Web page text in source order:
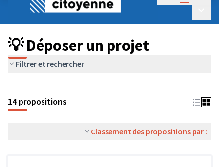
Budget Participatif ADULTE 2024
💡 Déposer un projet
💡 Déposer un projet
Filtrer et rechercher
14 propositions
Classement des propositions par :